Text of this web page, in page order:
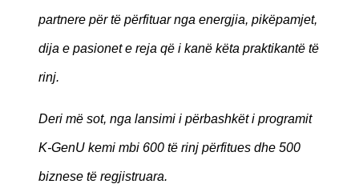
partnere për të përfituar nga energjia, pikëpamjet,
dija e pasionet e reja që i kanë këta praktikantë të
rinj.
Deri më sot, nga lansimi i përbashkët i programit
K-GenU kemi mbi 600 të rinj përfitues dhe 500
biznese të regjistruara.